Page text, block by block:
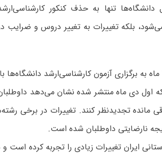
دانشگاه‌ها تنها به حذف کنکور
بلکه تغییرات به تغییر دروس و ضرایب
به گزارش خبرگزاری آنا، کمی بیشتر از ۴ ماه به برگزاری آزمون کارشناسی‌ارشد
اول دی ماه منتشر شده نشان می‌دهد
مانده تجدیدنظر کنند. تغییرات در برخی
نارضایتی داوطلبان شده است.
ایران تغییرات زیادی را تجربه کرده است